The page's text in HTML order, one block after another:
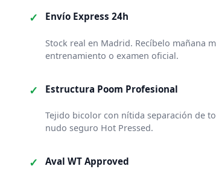
7,00 €
✓ Envío Express 24h
Stock real en Madrid. Recíbelo mañana
entrenamiento o examen oficial.
✓ Estructura Poom Profesional
Tejido bicolor con nítida separación de
nudo seguro Hot Pressed.
✓ Aval WT Approved